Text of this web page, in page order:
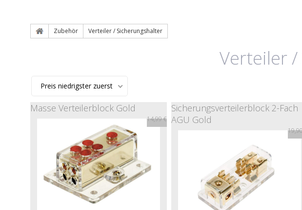
Zubehör Verteiler / Sicherungshalter
Verteiler
Preis niedrigster zuerst
Masse Verteilerblock Gold
14,99 €
Sicherungsverteilerblock 2-Fach
AGU Gold